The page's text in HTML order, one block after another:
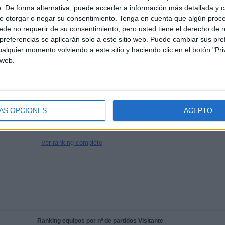
De forma alternativa, puede acceder a información más detallada y
otorgar o negar su consentimiento. Tenga en cuenta que algún
no requerir de su consentimiento, pero usted tiene el derecho de
se aplicarán solo a este sitio web. Puede cambiar sus
momento volviendo a este sitio y haciendo clic en el botón
OPCIONES ACEPTO
CANALES TV
SIN PARTIDO
CANALES POR
PARTIDO
CANALES
Total equipos
Ranking equipos por nº de partidos en abierto
Ver ranking completo
Ranking equipos por nº de partidos Visitante